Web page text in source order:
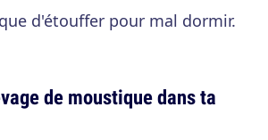
d'étouffer pour mal dormir.
de moustique dans ta